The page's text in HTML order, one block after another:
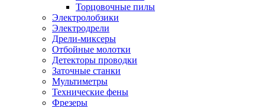
Торцовочные пилы
Электролобзики
Электродрели
Дрели-миксеры
Отбойные молотки
Детекторы проводки
Заточные станки
Мультиметры
Технические фены
Фрезеры